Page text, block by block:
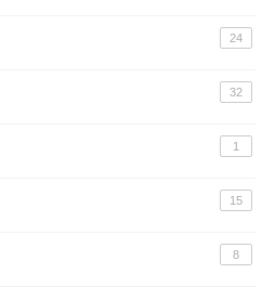
24
32
1
15
8